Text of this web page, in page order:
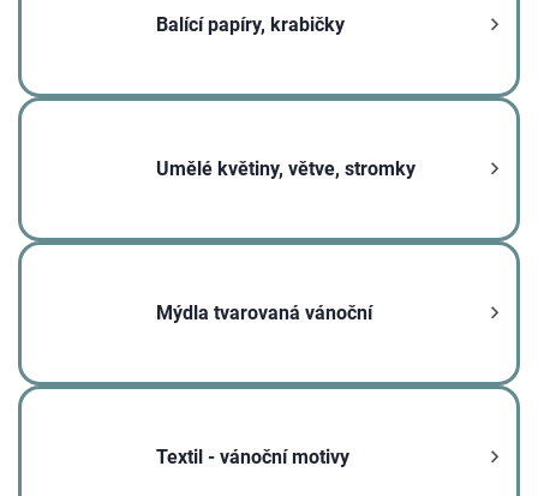
Balící papíry, krabičky
Umělé květiny, větve, stromky
Mýdla tvarovaná vánoční
Textil - vánoční motivy